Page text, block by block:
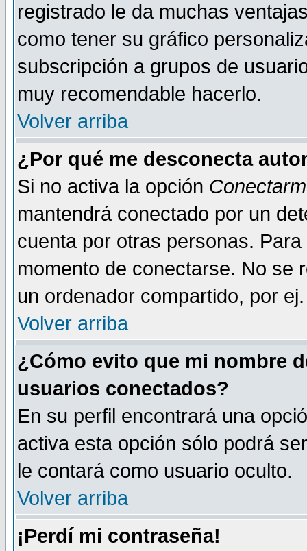
registrado le da muchas
como tener su gráfico
subscripción a grupos de
muy recomendable hacerlo.
Volver arriba
¿Por qué me desconecta
Si no activa la opción
mantendrá conectado por un
cuenta por otras personas.
momento de conectarse. No se
un ordenador compartido, por
Volver arriba
¿Cómo evito que mi nombre
usuarios conectados?
En su perfil encontrará una
activa esta opción sólo podrá
le contará como usuario oculto.
Volver arriba
¡Perdí mi contraseña!